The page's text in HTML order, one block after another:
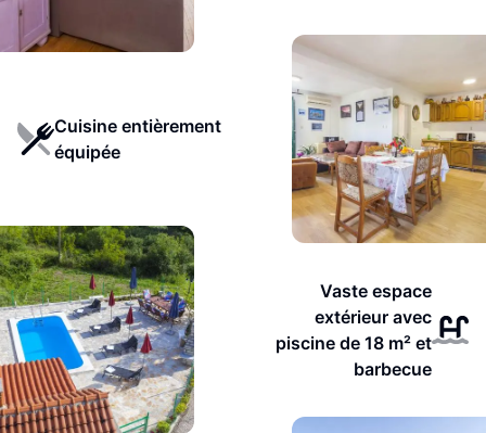
Cuisine entièrement
équipée
Vaste espace
extérieur avec
piscine de 18 m² et
barbecue